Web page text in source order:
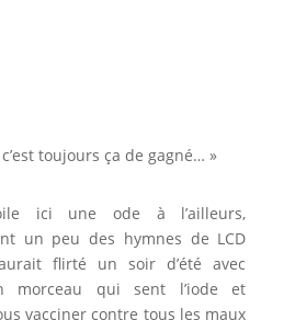
toujours ça de gagné… »
ici une ode à l’ailleurs,
un peu des hymnes de LCD
flirté un soir d’été avec
morceau qui sent l’iode et
vacciner contre tous les maux